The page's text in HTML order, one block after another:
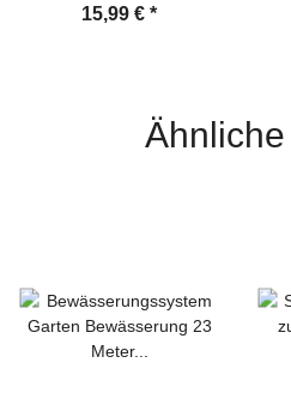
Duschgel Seife
15,99 € *
Ähnliche